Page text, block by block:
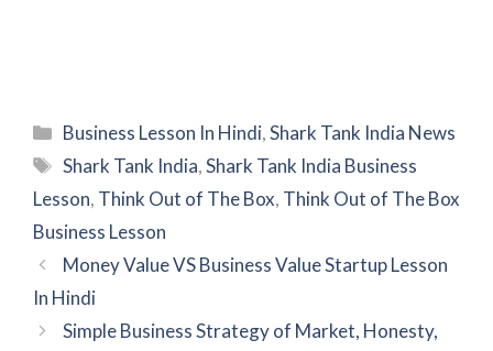
Categories
Business Lesson In Hindi,Shark Tank India News
Tags
Shark Tank India,Shark Tank India Business
Lesson, Think Out of The Box, Think Out of The Box
Business Lesson
Money Value VS Business Value Startup Lesson
In Hindi
Simple Business Strategy of Market, Honesty,